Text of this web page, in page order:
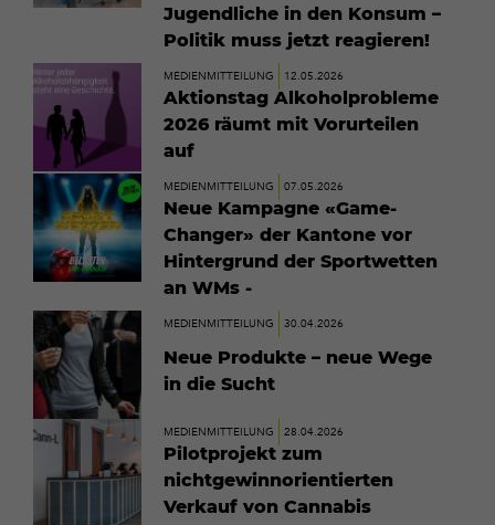
Jugendliche in den Konsum –
Politik muss jetzt reagieren!
MEDIENMITTEILUNG 12.05.2026
Aktionstag Alkoholprobleme
2026 räumt mit Vorurteilen
auf
Mehr
erfahren
MEDIENMITTEILUNG 07.05.2026
Neue Kampagne «Game-
Changer» der Kantone vor
Hintergrund der Sportwetten
an WMs -
Mehr
erfahren
MEDIENMITTEILUNG 30.04.2026
Neue Produkte – neue Wege
in die Sucht
Mehr
MEDIENMITTEILUNG 28.04.2026
Pilotprojekt zum
nichtgewinnorientierten
Verkauf von Cannabis
Mehr
erfahren